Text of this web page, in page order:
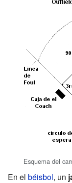
Esquema del
En el béisbol, un